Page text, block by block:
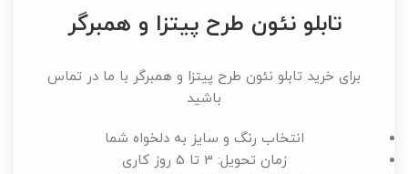
تابلو نئون طرح پیتزا و همبرگر
برای خرید تابلو نئون طرح پیتزا و همبرگر با ما در تماس
باشید
انتخاب رنگ و سایز به دلخواه شما
زمان تحویل: 3 تا 5 روز کاری